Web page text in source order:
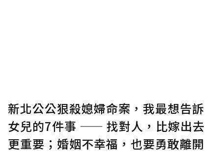
確認送出
新北公公狠殺媳婦命案，我最想告訴
女兒的7件事 —— 找對人，比嫁出去
更重要；婚姻不幸福，也要勇敢離開